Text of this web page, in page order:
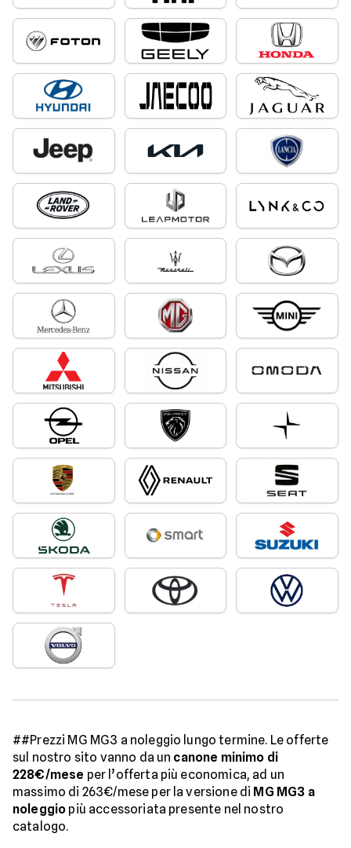
##Prezzi MG MG3 a noleggio lungo termine. Le offerte
sul nostro sito vanno da un canone minimo di
228€/mese per l’offerta più economica, ad un
massimo di 263€/mese per la versione di MG MG3 a
noleggio più accessoriata presente nel nostro
catalogo.